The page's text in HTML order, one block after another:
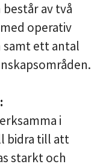
består av två
operativ
samt ett antal
i
bidra till att
starkt och